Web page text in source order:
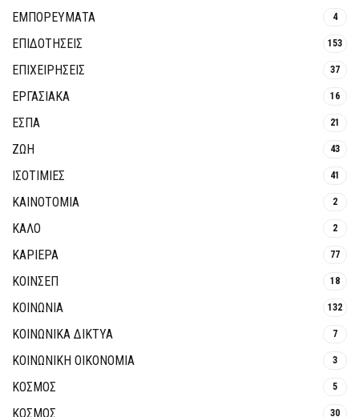
ΕΜΠΟΡΕΥΜΑΤΑ 4
ΕΠΙΔΟΤΗΣΕΙΣ 153
ΕΠΙΧΕΙΡΗΣΕΙΣ 37
ΕΡΓΑΣΙΑΚΑ 16
ΕΣΠΑ 21
ΖΩΗ 43
ΙΣΟΤΙΜΙΕΣ 41
ΚΑΙΝΟΤΟΜΊΑ 2
ΚΑΛΟ 2
ΚΑΡΙΕΡΑ 77
ΚΟΙΝΣΕΠ 18
ΚΟΙΝΩΝΙΑ 132
ΚΟΙΝΩΝΙΚΆ ΔΊΚΤΥΑ 7
ΚΟΙΝΩΝΙΚΉ ΟΙΚΟΝΟΜΊΑ 3
ΚΟΣΜΟΣ 5
ΚΟΣΜΟΣ 30